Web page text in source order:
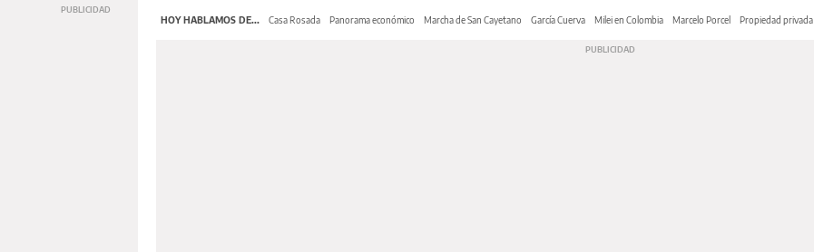
HOY HABLAMOS DE... Casa Rosada Panorama económico Marcha de San Cayetano García Cuerva Milei en Colombia Marcelo Porcel Propiedad privada